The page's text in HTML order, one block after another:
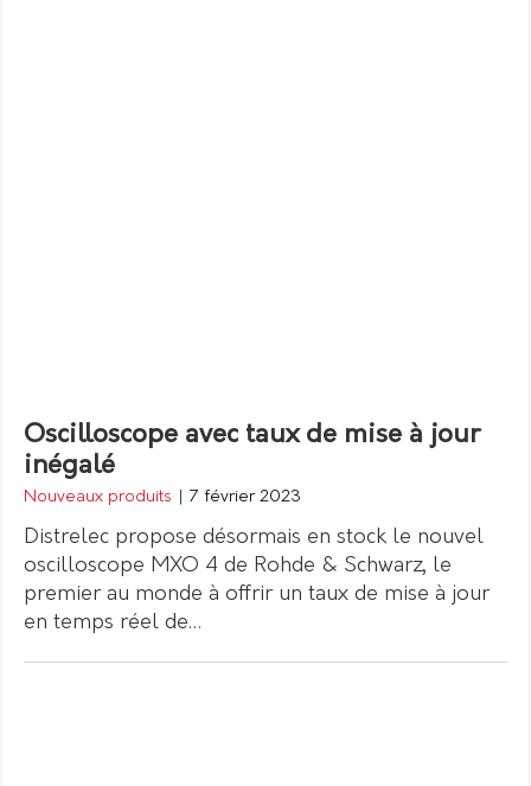
Oscilloscope avec taux de mise à jour
inégalé
Nouveaux produits 7 février 2023
Distrelec propose désormais en stock le nouvel
oscilloscope MXO 4 de Rohde & Schwarz, le
premier au monde à offrir un taux de mise à jour
en temps réel de…